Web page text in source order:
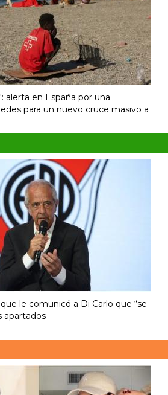
alerta en España por una
para un nuevo cruce masivo a
le comunicó a Di Carlo que “se
apartados